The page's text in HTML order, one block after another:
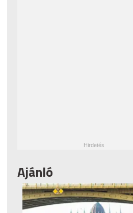
Ajánló